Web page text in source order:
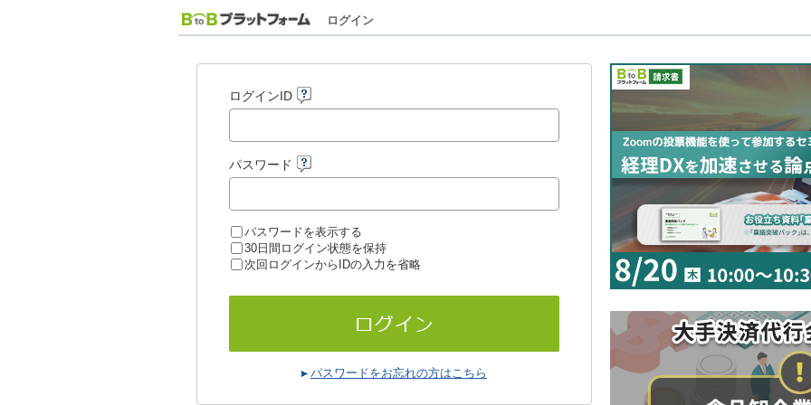
ログイン
ログインID
パスワード
パスワードを表示する
30日間ログイン状態を保持
次回ログインからIDの入力を省略
パスワードをお忘れの方はこちら